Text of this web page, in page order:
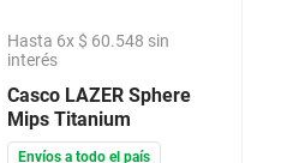
Hasta 6x $ 60.548 sin
interés
Casco LAZER Sphere
Mips Titanium
Envíos a todo el país